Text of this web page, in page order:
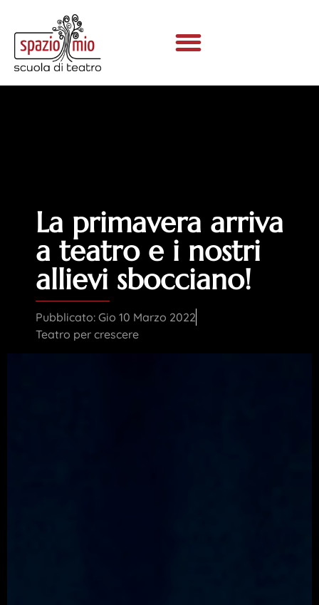
La primavera arriva
a teatro e i nostri
allievi sbocciano!
Pubblicato: Gio 10 Marzo 2022
Teatro per crescere